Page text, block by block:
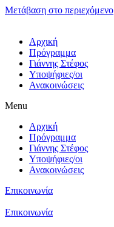
Μετάβαση στο περιεχόμενο
Αρχική
Πρόγραμμα
Γιάννης Στέφος
Υποψήφιες/οι
Ανακοινώσεις
Menu
Αρχική
Πρόγραμμα
Γιάννης Στέφος
Υποψήφιες/οι
Ανακοινώσεις
Επικοινωνία
Επικοινωνία